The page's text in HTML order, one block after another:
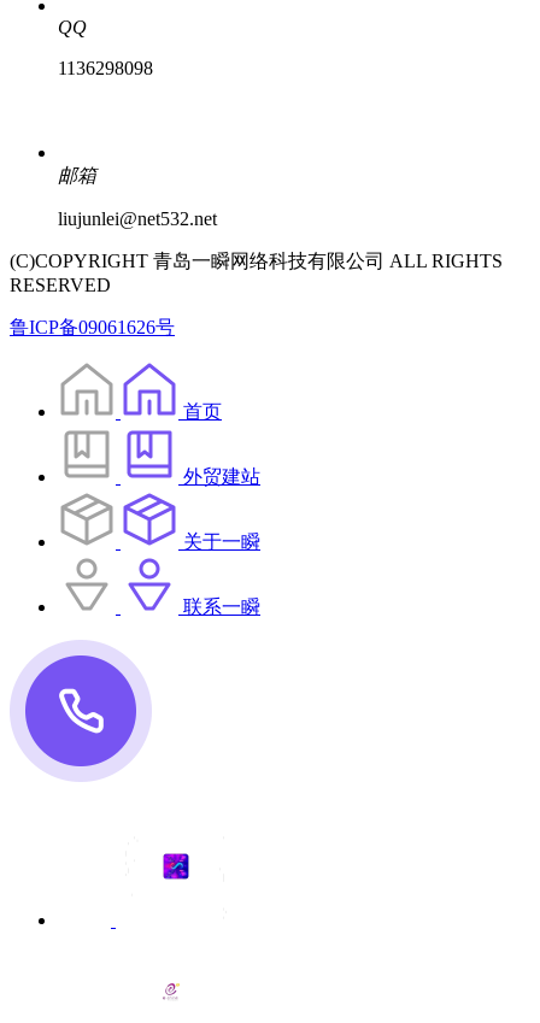
QQ
1136298098
邮箱
liujunlei@net532.net
(C)COPYRIGHT 青岛一瞬网络科技有限公司 ALL RIGHTS
RESERVED
鲁ICP备09061626号
首页
外贸建站
关于一瞬
联系一瞬